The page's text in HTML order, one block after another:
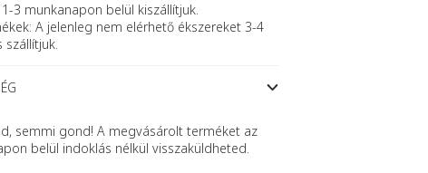
3 munkanapon belül kiszállítjuk.
A jelenleg nem elérhető ékszereket 3-4
szállítjuk.
semmi gond! A megvásárolt terméket az
belül indoklás nélkül visszaküldheted.